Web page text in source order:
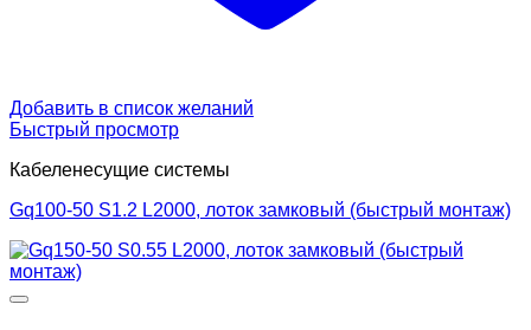
Добавить в список желаний
Быстрый просмотр
Кабеленесущие системы
Gq100-50 S1.2 L2000, лоток замковый (быстрый монтаж)